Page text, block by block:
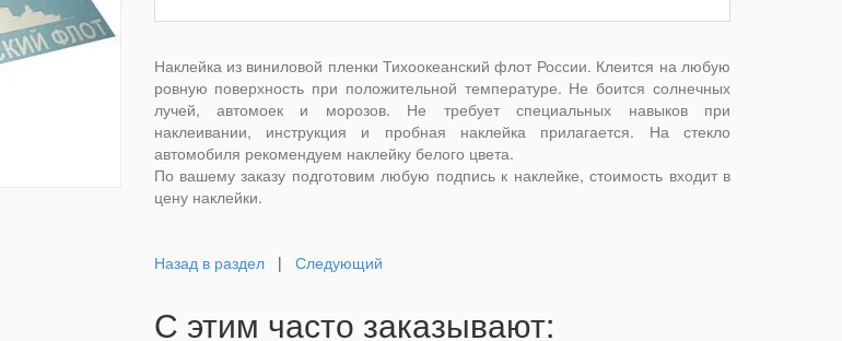
Наклейка из виниловой пленки Тихоокеанский флот России. Клеится на любую
ровную поверхность при положительной температуре. Не боится солнечных
лучей, автомоек и морозов. Не требует специальных навыков при
наклеивании, инструкция и пробная наклейка прилагается. На стекло
автомобиля рекомендуем наклейку белого цвета.
По вашему заказу подготовим любую подпись к наклейке, стоимость входит в
цену наклейки.
Назад в раздел| Следующий
С этим часто заказывают: